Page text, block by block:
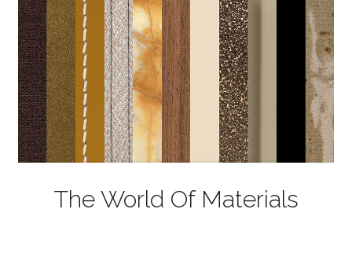
The World Of Materials